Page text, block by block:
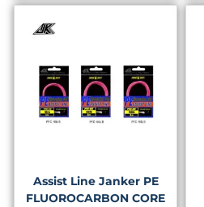
Assist Line Janker PE
FLUOROCARBON CORE